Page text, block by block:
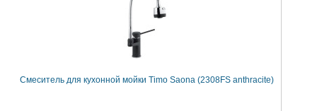
Смеситель для кухонной мойки Timo Saona (2308FS anthracite)